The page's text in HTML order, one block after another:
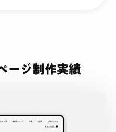
ージ制作実績